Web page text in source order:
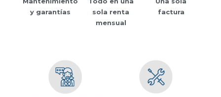
y garantías
sola renta
mensual
factura